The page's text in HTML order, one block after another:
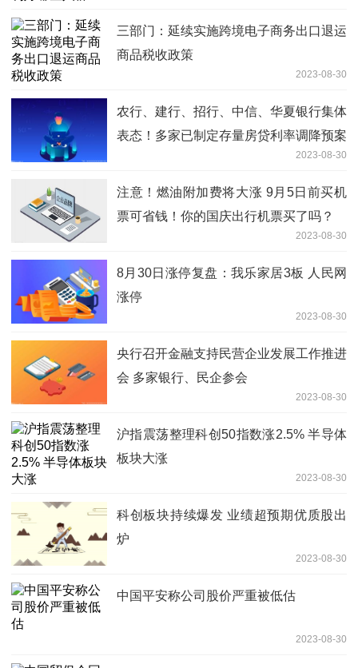
三部门：延续实施跨境电子商务出口退运
商品税收政策
2023-08-30
农行、建行、招行、中信、华夏银行集体
表态！多家已制定存量房贷利率调降预案
2023-08-30
注意！燃油附加费将大涨 9月5日前买机
票可省钱！你的国庆出行机票买了吗？
2023-08-30
8月30日涨停复盘：我乐家居3板 人民网
涨停
2023-08-30
央行召开金融支持民营企业发展工作推进
会 多家银行、民企参会
2023-08-30
沪指震荡整理科创50指数涨2.5% 半导体
板块大涨
2023-08-30
科创板块持续爆发 业绩超预期优质股出
炉
2023-08-30
中国平安称公司股价严重被低估
2023-08-30